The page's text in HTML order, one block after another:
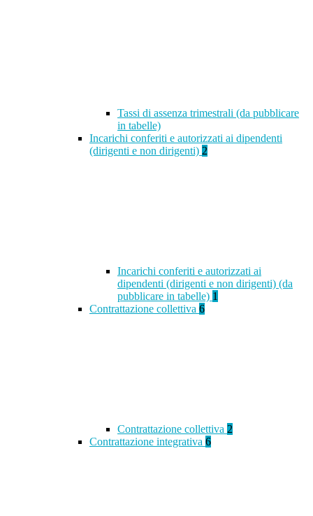
Tassi di assenza trimestrali (da pubblicare
in tabelle)
Incarichi conferiti e autorizzati ai dipendenti
(dirigenti e non dirigenti) 2
Incarichi conferiti e autorizzati ai
dipendenti (dirigenti e non dirigenti) (da
pubblicare in tabelle) 1
Contrattazione collettiva 6
Contrattazione collettiva 2
Contrattazione integrativa 6